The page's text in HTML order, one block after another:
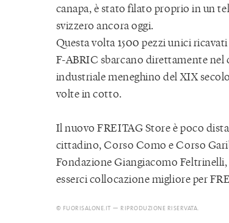
canapa, è stato filato proprio in un
svizzero ancora oggi.
Questa volta 1500 pezzi unici
F-ABRIC sbarcano direttamente
industriale meneghino del XIX
volte in cotto.
Il nuovo FREITAG Store è poco
cittadino, Corso Como e Corso
Fondazione Giangiacomo
esserci collocazione migliore per
© FUORISALONE.IT — RIPRODUZIONE RISERVATA.